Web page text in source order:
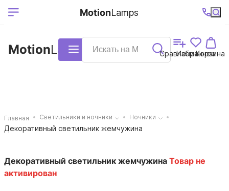
Ваш регион
Выберите ваш
+7 (495)740-
38-68
График
работы
MotionLamps Каталог Сравнение
Избранное
Корзина
MotionLamps
Главная Светильники и ночники Ночники
Декоративный светильник жемчужина
Декоративный светильник жемчужина Товар не
активирован